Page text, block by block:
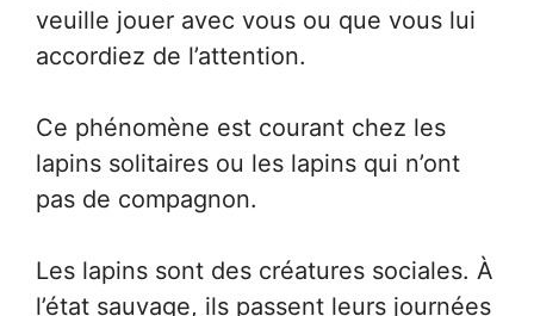
veuille jouer avec vous ou que vous lui
accordiez de l’attention.
Ce phénomène est courant chez les
lapins solitaires ou les lapins qui n’ont
pas de compagnon.
Les lapins sont des créatures sociales. À
l’état sauvage, ils passent leurs journées